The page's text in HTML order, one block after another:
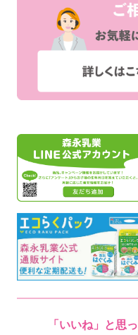
「いいね」と思